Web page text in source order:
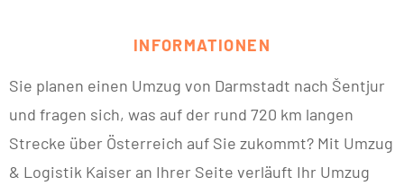
INFORMATIONEN
Sie planen einen Umzug von Darmstadt nach Šentjur
und fragen sich, was auf der rund 720 km langen
Strecke über Österreich auf Sie zukommt? Mit Umzug
& Logistik Kaiser an Ihrer Seite verläuft Ihr Umzug